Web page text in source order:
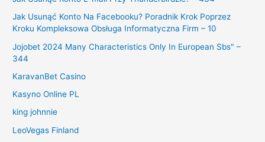
Jak Usunąć Konto Na Facebooku? Poradnik Krok Poprzez
Kroku Kompleksowa Obsługa Informatyczna Firm – 10
Jojobet 2024 Many Characteristics Only In European Sbs" –
344
KaravanBet Casino
Kasyno Online PL
king johnnie
LeoVegas Finland